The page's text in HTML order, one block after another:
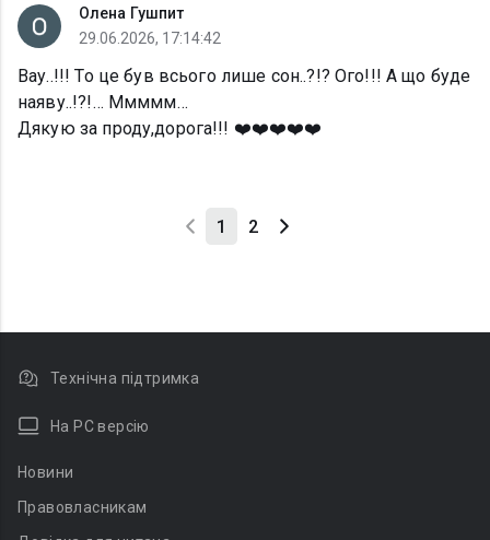
Олена Гушпит
29.06.2026, 17:14:42
Вау..!!! То це був всього лише сон..?!? Ого!!! А що буде
наяву..!?!… Ммммм…
Дякую за проду,дорога!!! ❤️❤️❤️❤️❤️
1 2
Технічна підтримка
На PC версію
Новини
Правовласникам